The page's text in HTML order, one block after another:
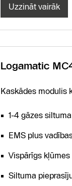
Uzzināt vairāk
Logamatic
Kaskādes modulis
1-4 gāzes
EMS plus
Vispārīgs
Siltuma